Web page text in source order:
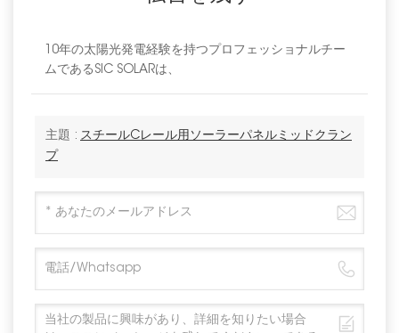
10年の太陽光発電経験を持つプロフェッショナルチー
ムであるSIC SOLARは、
主題 : スチールCレール用ソーラーパネルミッドクラン
プ